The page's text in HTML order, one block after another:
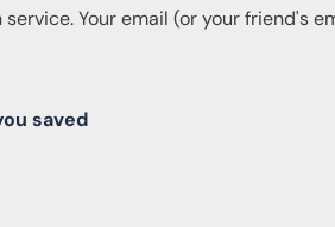
Your email (or your friend's
saved